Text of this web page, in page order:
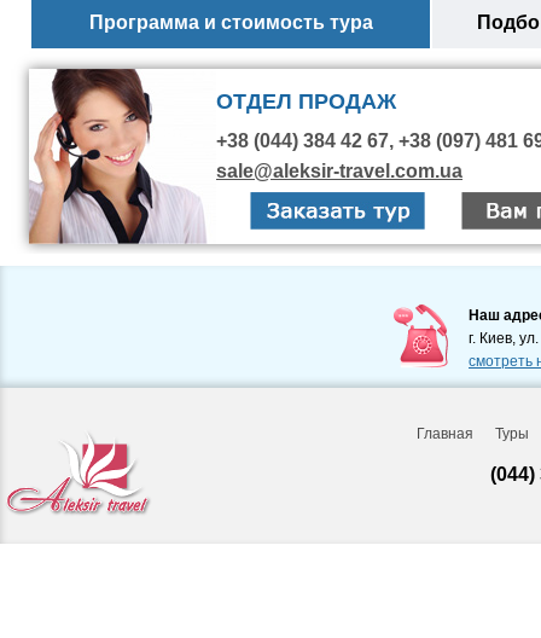
Программа и стоимость тура
ОТДЕЛ ПРОДАЖ
+38 (044) 384 42 67, +38 (097) 481
sale@aleksir-travel.com.ua
Наш
г. Киев,
смотреть
Главная Туры
(044)